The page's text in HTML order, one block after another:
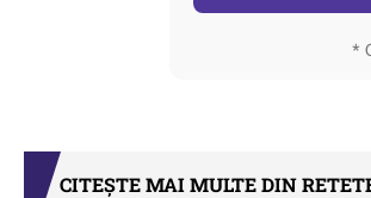
*
CITEȘTE MAI MULTE DIN